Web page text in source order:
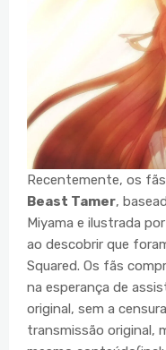
Recentemente, os
Beast Tamer,
Miyama e ilustrada
ao descobrir que
Squared. Os fãs
na esperança de
original, sem a
transmissão original,